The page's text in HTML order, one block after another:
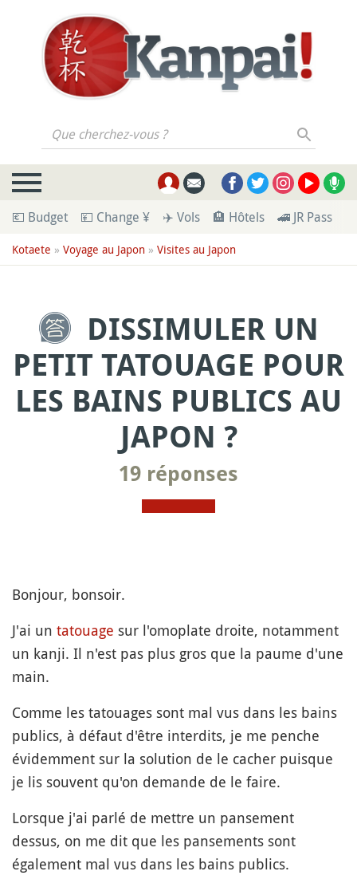
Que cherchez-vous ?
💶 Budget 💴 Change ¥ ✈️ Vols 🏨 Hôtels 🚄 JR Pass
Kotaete » Voyage au Japon » Visites au Japon
DISSIMULER UN
PETIT TATOUAGE POUR
LES BAINS PUBLICS AU
JAPON ?
19 réponses
Bonjour, bonsoir.
J'ai un tatouage sur l'omoplate droite, notamment
un kanji. Il n'est pas plus gros que la paume d'une
main.
Comme les tatouages sont mal vus dans les bains
publics, à défaut d'être interdits, je me penche
évidemment sur la solution de le cacher puisque
je lis souvent qu'on demande de le faire.
Lorsque j'ai parlé de mettre un pansement
dessus, on me dit que les pansements sont
également mal vus dans les bains publics.